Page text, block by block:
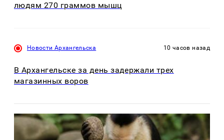
людям 270 граммов мышц
Новости Архангельска 10 часов назад
В Архангельске за день задержали трех
магазинных воров